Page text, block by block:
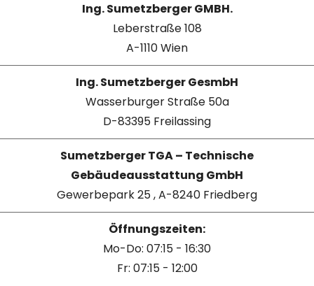
Ing. Sumetzberger GMBH.
Leberstraße 108
A-1110 Wien
Ing. Sumetzberger GesmbH
Wasserburger Straße 50a
D-83395 Freilassing
Sumetzberger TGA – Technische
Gebäudeausstattung GmbH
Gewerbepark 25 , A-8240 Friedberg
Öffnungszeiten:
Mo-Do: 07:15 - 16:30
Fr: 07:15 - 12:00